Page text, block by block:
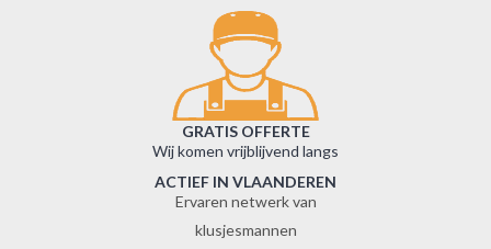
GRATIS OFFERTE
Wij komen vrijblijvend langs
ACTIEF IN VLAANDEREN
Ervaren netwerk van
klusjesmannen